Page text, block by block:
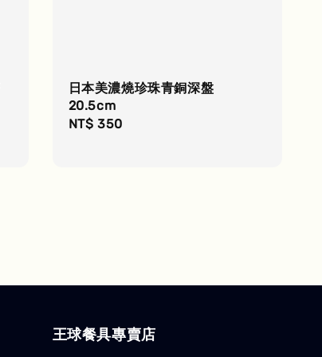
日本美濃燒珍珠青銅深盤
20.5cm
Regular
NT$ 350
王球餐具專賣店